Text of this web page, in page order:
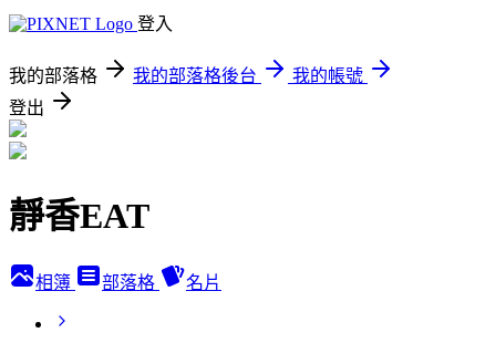
登入
我的部落格 我的部落格後台
我的帳號
登出
靜香EAT
相簿 部落格 名片